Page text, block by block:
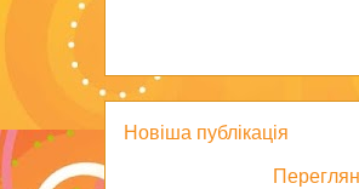
Новіша публікація